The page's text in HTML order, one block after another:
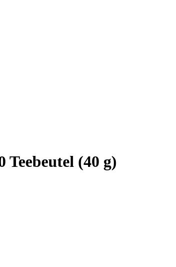
Teebeutel (40 g)